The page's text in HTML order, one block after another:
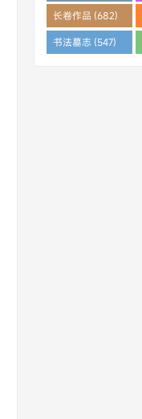
长卷作品 (682)
书法墓志 (547)